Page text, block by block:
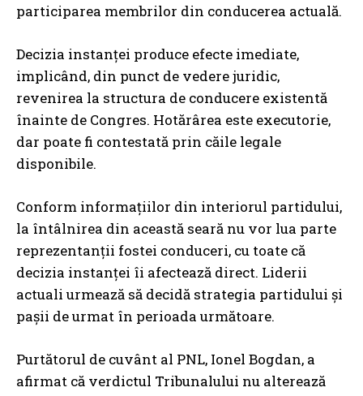
participarea membrilor din conducerea actuală.
Decizia instanței produce efecte imediate,
implicând, din punct de vedere juridic,
revenirea la structura de conducere existentă
înainte de Congres. Hotărârea este executorie,
dar poate fi contestată prin căile legale
disponibile.
Conform informațiilor din interiorul partidului,
la întâlnirea din această seară nu vor lua parte
reprezentanții fostei conduceri, cu toate că
decizia instanței îi afectează direct. Liderii
actuali urmează să decidă strategia partidului și
pașii de urmat în perioada următoare.
Purtătorul de cuvânt al PNL, Ionel Bogdan, a
afirmat că verdictul Tribunalului nu alterează